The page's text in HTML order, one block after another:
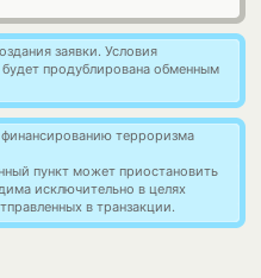
заявки. Условия
продублирована обменным
терроризма
пункт может приостановить
исключительно в целях
в транзакции.